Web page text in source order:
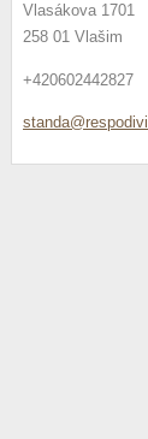
Vlasákova 1701
258 01 Vlašim
+420602442827
standa@respodivi